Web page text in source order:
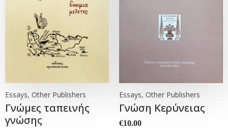
Essays, Other Publishers
Γνώμες ταπεινής
γνώσης
Essays, Other Publishers
Γνώση Κερύνειας
€10.00